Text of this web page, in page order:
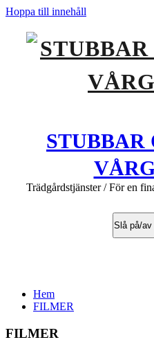
Hoppa till innehåll
STUBBAR
Trädgårdstjänster / För en
Slå på/av
Hem
FILMER
FILMER